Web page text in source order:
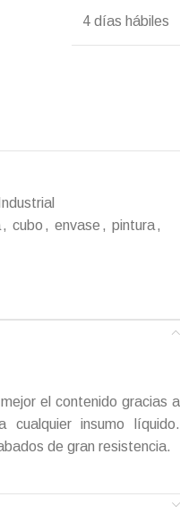
4 días hábiles
Industrial
, cubo , envase , pintura,
el contenido gracias a
cualquier insumo líquido.
de gran resistencia.